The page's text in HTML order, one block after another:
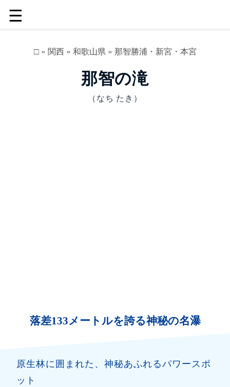
☰
□» 関西» 和歌山県» 那智勝浦・新宮・本宮
那智の滝
（なち たき）
落差133メートルを誇る神秘の名瀑
原生林に囲まれた、神秘あふれるパワースポ
ット